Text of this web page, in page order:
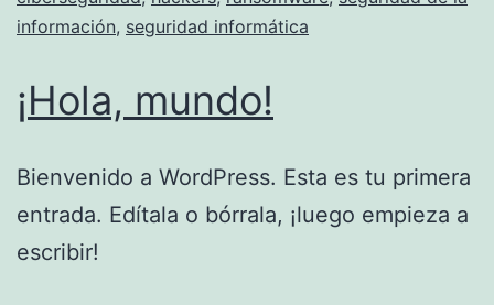
información, seguridad informática
¡Hola, mundo!
Bienvenido a WordPress. Esta es tu primera
entrada. Edítala o bórrala, ¡luego empieza a
escribir!